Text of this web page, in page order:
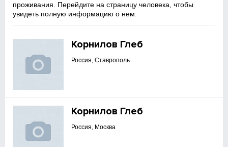
проживания. Перейдите на страницу человека, чтобы
увидеть полную информацию о нем.
Корнилов Глеб
Россия, Ставрополь
Корнилов Глеб
Россия, Москва